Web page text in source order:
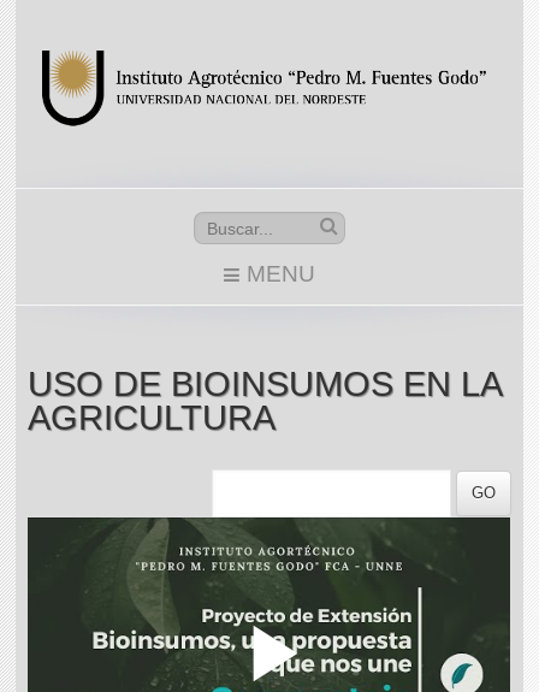
MENU
USO DE BIOINSUMOS EN LA
AGRICULTURA
GO